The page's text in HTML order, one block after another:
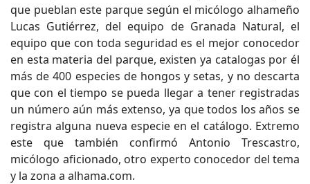
que pueblan este parque según el micólogo alhameño
Lucas Gutiérrez, del equipo de Granada Natural, el
equipo que con toda seguridad es el mejor conocedor
en esta materia del parque, existen ya catalogas por él
más de 400 especies de hongos y setas, y no descarta
que con el tiempo se pueda llegar a tener registradas
un número aún más extenso, ya que todos los años se
registra alguna nueva especie en el catálogo. Extremo
este que también confirmó Antonio Trescastro,
micólogo aficionado, otro experto conocedor del tema
y la zona a alhama.com.